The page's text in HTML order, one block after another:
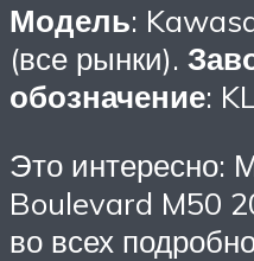
Модель:
(все рынки).
обозначение:
Это интересно:
Boulevard M50
во всех